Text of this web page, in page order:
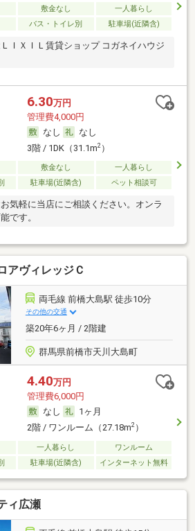
敷金なし
一人暮らし
バス・トイレ別 駐車場(近隣含)
ＩＸＩＬ賃貸ショップ コガネイハウジ
6.30万円
管理費4,000円
なし
なし
3階 / 1DK（31.1m2）
敷金なし
一人暮らし
駐車場(近隣含) ペット相談可
気軽に当店にご相談ください。オンラ
です。
アヴィレッジＣ
両毛線 前橋大島駅 徒歩10分
その他の交通
築20年6ヶ月 / 2階建
群馬県前橋市天川大島町
4.40万円
管理費6,000円
なし
1ヶ月
2階 / ワンルーム（27.18m2）
一人暮らし
ワンルーム
駐車場(近隣含) インターネット無料
ィ広瀬